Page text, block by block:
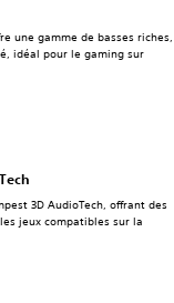
une gamme de basses riches,
idéal pour le gaming sur
3D AudioTech, offrant des
jeux compatibles sur la